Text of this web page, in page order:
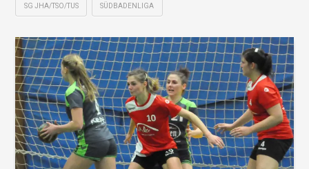
SG JHA/TSO/TUS SÜDBADENLIGA